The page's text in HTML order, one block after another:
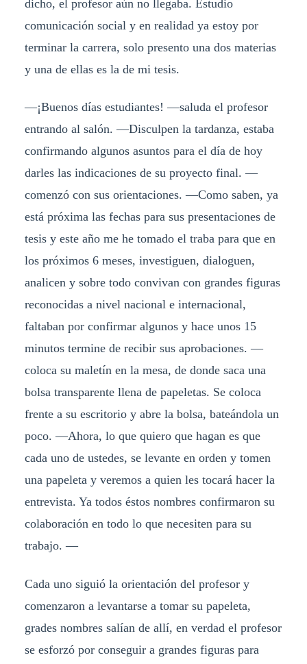
dicho, el profesor aún no llegaba. Estudio
comunicación social y en realidad ya estoy por
terminar la carrera, solo presento una dos materias
y una de ellas es la de mi tesis.
—¡Buenos días estudiantes! —saluda el profesor
entrando al salón. —Disculpen la tardanza, estaba
confirmando algunos asuntos para el día de hoy
darles las indicaciones de su proyecto final. —
comenzó con sus orientaciones. —Como saben, ya
está próxima las fechas para sus presentaciones de
tesis y este año me he tomado el traba para que en
los próximos 6 meses, investiguen, dialoguen,
analicen y sobre todo convivan con grandes figuras
reconocidas a nivel nacional e internacional,
faltaban por confirmar algunos y hace unos 15
minutos termine de recibir sus aprobaciones. —
coloca su maletín en la mesa, de donde saca una
bolsa transparente llena de papeletas. Se coloca
frente a su escritorio y abre la bolsa, bateándola un
poco. —Ahora, lo que quiero que hagan es que
cada uno de ustedes, se levante en orden y tomen
una papeleta y veremos a quien les tocará hacer la
entrevista. Ya todos éstos nombres confirmaron su
colaboración en todo lo que necesiten para su
trabajo. —
Cada uno siguió la orientación del profesor y
comenzaron a levantarse a tomar su papeleta,
grades nombres salían de allí, en verdad el profesor
se esforzó por conseguir a grandes figuras para